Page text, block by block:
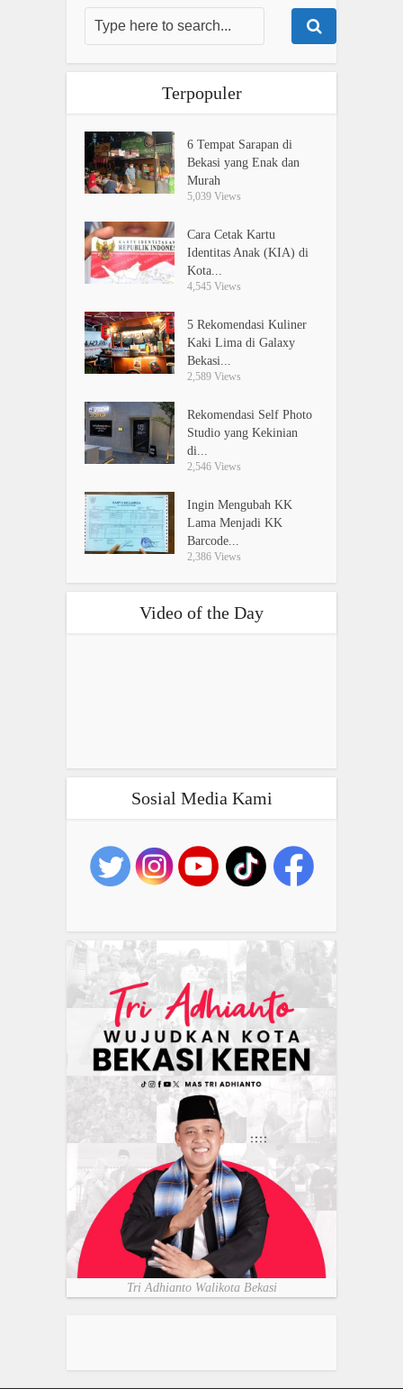
Terpopuler
6 Tempat Sarapan di
Bekasi yang Enak dan
Murah
5,039 Views
Cara Cetak Kartu
Identitas Anak (KIA) di
Kota...
4,545 Views
5 Rekomendasi Kuliner
Kaki Lima di Galaxy
Bekasi...
2,589 Views
Rekomendasi Self Photo
Studio yang Kekinian
di...
2,546 Views
Ingin Mengubah KK
Lama Menjadi KK
Barcode...
2,386 Views
Video of the Day
Sosial Media Kami
Tri Adhianto Walikota Bekasi